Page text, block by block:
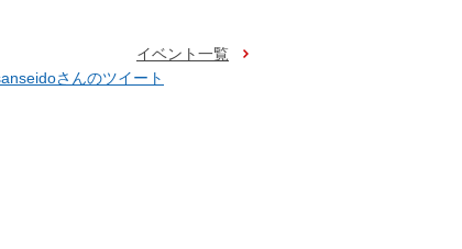
イベント一覧
さんのツイート